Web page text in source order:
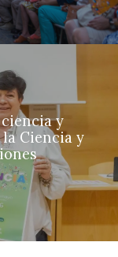
y
Ciencia y